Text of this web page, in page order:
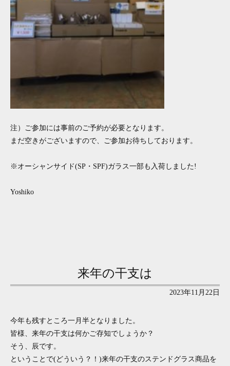
注）ご参加には事前のご予約が必要となります。
まだ空きがございますので、ご参加お待ちしております。
※オーシャンサイド(SP・SPF)ガラス一部も入荷しました!
Yoshiko
来年の干支は
2023年11月22日
今年も残すところ一月半となりました。
皆様、来年の干支は何かご存知でしょうか？
そう、辰です。
ということで(どういう？！)来年の干支のステンドグラス商品を